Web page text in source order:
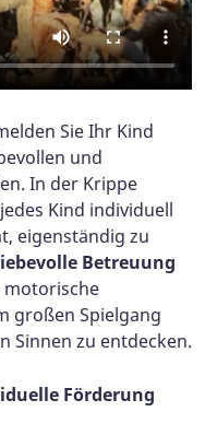
Sie Ihr Kind
und
In der Krippe
Kind individuell
eigenständig zu
Betreuung
motorische
großen Spielgang
Sinnen zu entdecken.
Förderung